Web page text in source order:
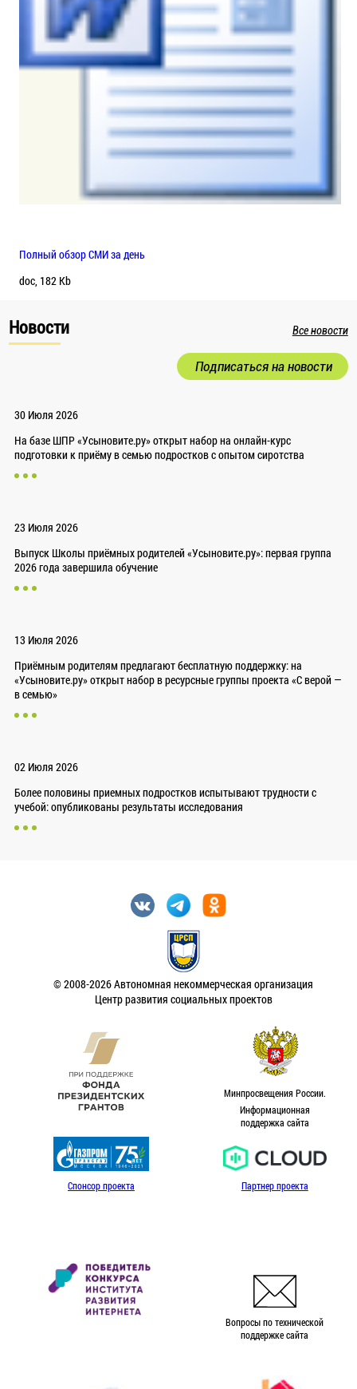
Полный обзор СМИ за день
doc, 182 Kb
Новости Все новости
Подписаться на новости
30 Июля 2026
На базе ШПР «Усыновите.ру» открыт набор на онлайн-курс
подготовки к приёму в семью подростков с опытом сиротства
23 Июля 2026
Выпуск Школы приёмных родителей «Усыновите.ру»: первая группа
2026 года завершила обучение
13 Июля 2026
Приёмным родителям предлагают бесплатную поддержку: на
«Усыновите.ру» открыт набор в ресурсные группы проекта «С верой —
в семью»
02 Июля 2026
Более половины приемных подростков испытывают трудности с
учебой: опубликованы результаты исследования
© 2008-2026 Автономная некоммерческая организация
Центр развития социальных проектов
Минпросвещения России.
Информационная
поддержка сайта
Спонсор проекта Партнер проекта
Вопросы по технической
поддержке сайта